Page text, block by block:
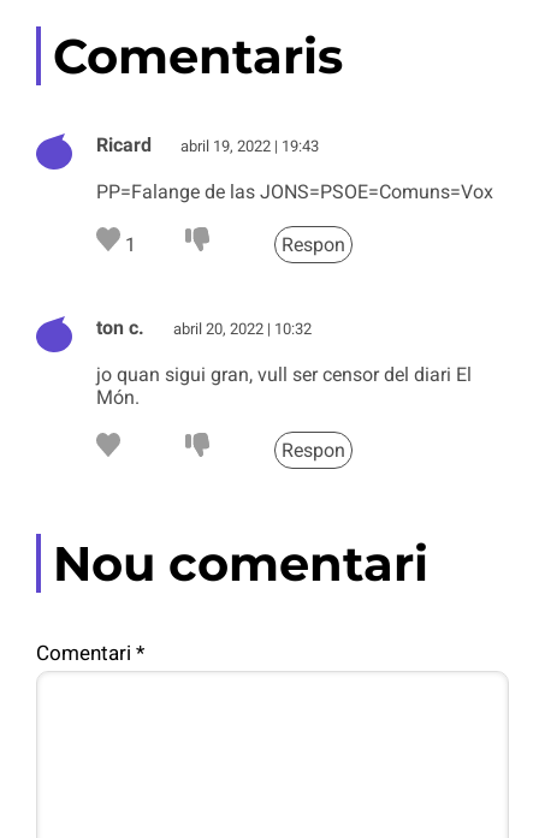
Comentaris
Ricard abril 19, 2022 | 19:43
PP=Falange de las JONS=PSOE=Comuns=Vox
1 Respon
ton c. abril 20, 2022 | 10:32
jo quan sigui gran, vull ser censor del diari El
Món.
Respon
Nou comentari
Comentari *